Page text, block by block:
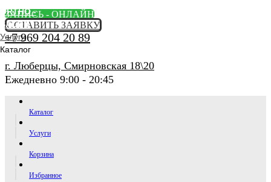
ЗАПИСЬ - ОНЛАЙН
ОСТАВИТЬ ЗАЯВКУ
+7 969 204 20 89
г. Люберцы, Смирновская 18\20
Ежедневно 9:00 - 20:45
Каталог
Услуги
Корзина
Избранное
ORTHO -
SALON
Услуги
Каталог